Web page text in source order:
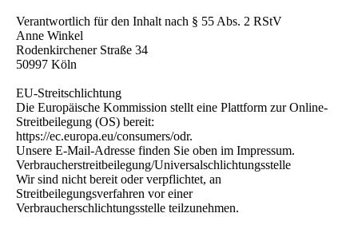
Verantwortlich für den Inhalt nach § 55 Abs. 2 RStV
Anne Winkel
Rodenkirchener Straße 34
50997 Köln
EU-Streitschlichtung
Die Europäische Kommission stellt eine Plattform zur Online-
Streitbeilegung (OS) bereit:
https://ec.europa.eu/consumers/odr.
Unsere E-Mail-Adresse finden Sie oben im Impressum.
Verbraucherstreitbeilegung/Universalschlichtungsstelle
Wir sind nicht bereit oder verpflichtet, an
Streitbeilegungsverfahren vor einer
Verbraucherschlichtungsstelle teilzunehmen.